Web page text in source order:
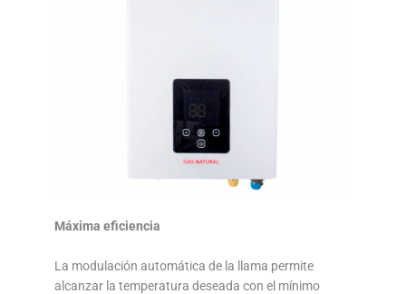
Máxima eficiencia
La modulación automática de la llama permite
alcanzar la temperatura deseada con el mínimo